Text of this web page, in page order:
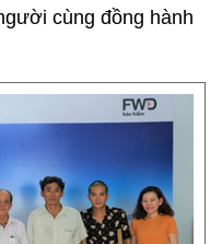
cùng đồng hành